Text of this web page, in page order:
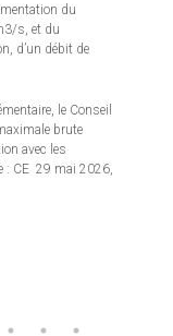
du
s, et du
d’un débit de
le Conseil
brute
avec les
: CE 29 mai 2026,